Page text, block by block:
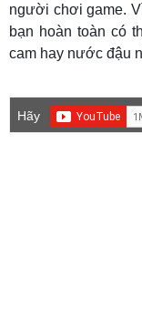
người chơi game.
bạn hoàn toàn có
cam hay nước đậu
Hãy